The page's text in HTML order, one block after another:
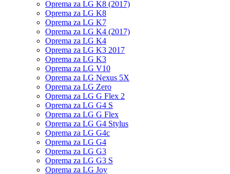
Oprema za LG K8 (2017)
Oprema za LG K8
Oprema za LG K7
Oprema za LG K4 (2017)
Oprema za LG K4
Oprema za LG K3 2017
Oprema za LG K3
Oprema za LG V10
Oprema za LG Nexus 5X
Oprema za LG Zero
Oprema za LG G Flex 2
Oprema za LG G4 S
Oprema za LG G Flex
Oprema za LG G4 Stylus
Oprema za LG G4c
Oprema za LG G4
Oprema za LG G3
Oprema za LG G3 S
Oprema za LG Joy